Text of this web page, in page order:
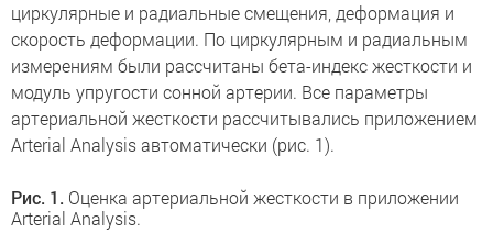
циркулярные и радиальные cмещения, деформация и
скорость деформации. По циркулярным и радиальным
измерениям были рассчитаны бета-индекс жесткости и
модуль упругости сонной артерии. Все параметры
артериальной жесткости рассчитывались приложением
Arterial Analysis автоматически (рис. 1).
Рис. 1. Оценка артериальной жесткости в приложении
Arterial Analysis.